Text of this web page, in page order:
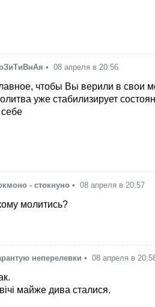
• 08 апреля в 20:56
чтобы Вы верили в свои
уже стабилизирует
- стокнуно • 08 апреля в 20:57
молитись?
неперелевки • 08 апреля в
майже дива сталися.